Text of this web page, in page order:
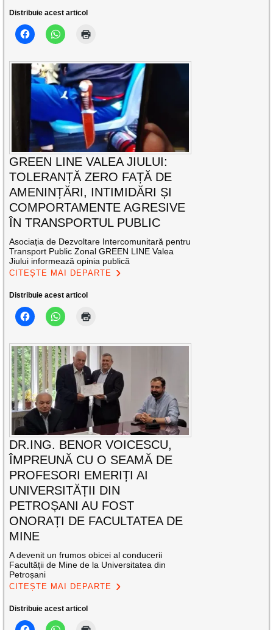
Distribuie acest articol
GREEN LINE VALEA JIULUI:
TOLERANȚĂ ZERO FAȚĂ DE
AMENINȚĂRI, INTIMIDĂRI ȘI
COMPORTAMENTE AGRESIVE
ÎN TRANSPORTUL PUBLIC
Asociația de Dezvoltare Intercomunitară pentru
Transport Public Zonal GREEN LINE Valea
Jiului informează opinia publică
CITEȘTE MAI DEPARTE
Distribuie acest articol
DR.ING. BENOR VOICESCU,
ÎMPREUNĂ CU O SEAMĂ DE
PROFESORI EMERIȚI AI
UNIVERSITĂȚII DIN
PETROȘANI AU FOST
ONORAȚI DE FACULTATEA DE
MINE
A devenit un frumos obicei al conducerii
Facultății de Mine de la Universitatea din
Petroșani
CITEȘTE MAI DEPARTE
Distribuie acest articol